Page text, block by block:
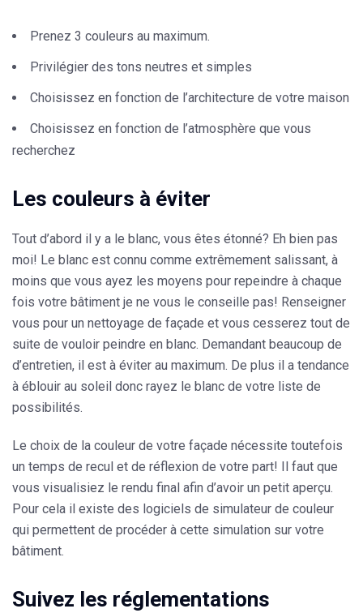
Prenez 3 couleurs au maximum.
Privilégier des tons neutres et simples
Choisissez en fonction de l’architecture de votre maison
Choisissez en fonction de l’atmosphère que vous
recherchez
Les couleurs à éviter
Tout d’abord il y a le blanc, vous êtes étonné? Eh bien pas
moi! Le blanc est connu comme extrêmement salissant, à
moins que vous ayez les moyens pour repeindre à chaque
fois votre bâtiment je ne vous le conseille pas! Renseigner
vous pour un nettoyage de façade et vous cesserez tout de
suite de vouloir peindre en blanc. Demandant beaucoup de
d’entretien, il est à éviter au maximum. De plus il a tendance
à éblouir au soleil donc rayez le blanc de votre liste de
possibilités.
Le choix de la couleur de votre façade nécessite toutefois
un temps de recul et de réflexion de votre part! Il faut que
vous visualisiez le rendu final afin d’avoir un petit aperçu.
Pour cela il existe des logiciels de simulateur de couleur
qui permettent de procéder à cette simulation sur votre
bâtiment.
Suivez les réglementations